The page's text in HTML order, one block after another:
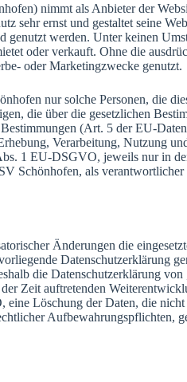
nimmt als Anbieter der
sehr ernst und gestaltet seine
genutzt werden. Unter keinen
oder verkauft. Ohne die
oder Marketingzwecke genutzt.
nur solche Personen, die
die über die gesetzlichen
(Art. 5 der EU-
Verarbeitung, Nutzung
1 EU-DSGVO, jeweils nur in
Schönhofen, als verantwortlicher
Änderungen die
Datenschutzerklärung
die Datenschutzerklärung von
Zeit auftretenden
Löschung der Daten, die
Aufbewahrungspflichten,